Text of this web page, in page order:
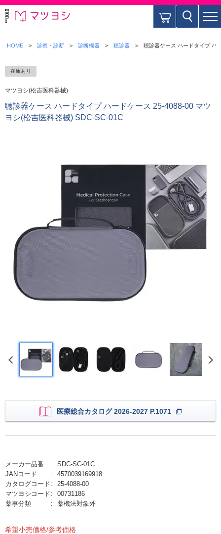
HOME 診察・診断 診断機器 聴診器 聴診器ケース ハードタイプ ハ
在庫あり
マツヨシ(松吉医科器械)
聴診器ケース ハードタイプ ハードケース 25-4088-00 マツ
ヨシ(松吉医科器械) SDC-SC-01C
医療総合カタログ 2026-2027 P.1071
メーカー品番
SDC-SC-01C
JANコード
4570039169918
カタログコード
25-4088-00
マツヨシコード
00731186
薬事分類
薬機法対象外
希望小売価格/参考価格